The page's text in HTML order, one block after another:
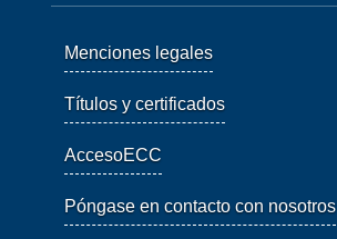
Menciones legales
Títulos y certificados
AccesoECC
Póngase en contacto con nosotros